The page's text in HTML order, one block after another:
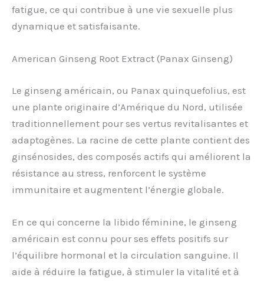
fatigue, ce qui contribue à une vie sexuelle plus
dynamique et satisfaisante.
American Ginseng Root Extract (Panax Ginseng)
Le ginseng américain, ou Panax quinquefolius, est
une plante originaire d’Amérique du Nord, utilisée
traditionnellement pour ses vertus revitalisantes et
adaptogènes. La racine de cette plante contient des
ginsénosides, des composés actifs qui améliorent la
résistance au stress, renforcent le système
immunitaire et augmentent l’énergie globale.
En ce qui concerne la libido féminine, le ginseng
américain est connu pour ses effets positifs sur
l’équilibre hormonal et la circulation sanguine. Il
aide à réduire la fatigue, à stimuler la vitalité et à